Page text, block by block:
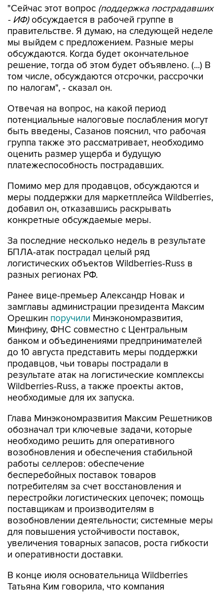
"Сейчас этот вопрос (поддержка пострадавших
- ИФ)обсуждается в рабочей группе в
правительстве. Я думаю, на следующей неделе
мы выйдем с предложением. Разные меры
обсуждаются. Когда будет окончательное
решение, тогда об этом будет объявлено. (...) В
том числе, обсуждаются отсрочки, рассрочки
по налогам", - сказал он.
Отвечая на вопрос, на какой период
потенциальные налоговые послабления могут
быть введены, Сазанов пояснил, что рабочая
группа также это рассматривает, необходимо
оценить размер ущерба и будущую
платежеспособность пострадавших.
Помимо мер для продавцов, обсуждаются и
меры поддержки для маркетплейса Wildberries,
добавил он, отказавшись раскрывать
конкретные обсуждаемые меры.
За последние несколько недель в результате
БПЛА-атак пострадал целый ряд
логистических объектов Wildberries-Russ в
разных регионах РФ.
Ранее вице-премьер Александр Новак и
замглавы администрации президента Максим
Орешкин поручили Минэкономразвития,
Минфину, ФНС совместно с Центральным
банком и объединениями предпринимателей
до 10 августа представить меры поддержки
продавцов, чьи товары пострадали в
результате атак на логистические комплексы
Wildberries-Russ, а также проекты актов,
необходимые для их запуска.
Глава Минэкономразвития Максим Решетников
обозначал три ключевые задачи, которые
необходимо решить для оперативного
возобновления и обеспечения стабильной
работы селлеров: обеспечение
бесперебойных поставок товаров
потребителям за счет восстановления и
перестройки логистических цепочек; помощь
поставщикам и производителям в
возобновлении деятельности; системные меры
для повышения устойчивости поставок,
увеличения товарных запасов, роста гибкости
и оперативности доставки.
В конце июля основательница Wildberries
Татьяна Ким говорила, что компания